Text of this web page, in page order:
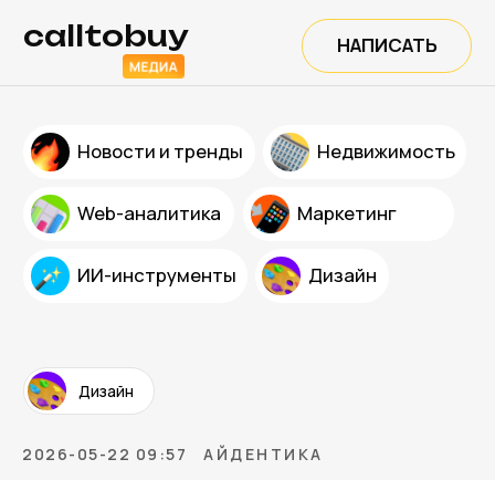
НАПИСАТЬ
calltobuy
Дизайн
Web-аналитика Маркетинг
ИИ-инструменты
Дизайн
2026-05-22 09:57 АЙДЕНТИКА